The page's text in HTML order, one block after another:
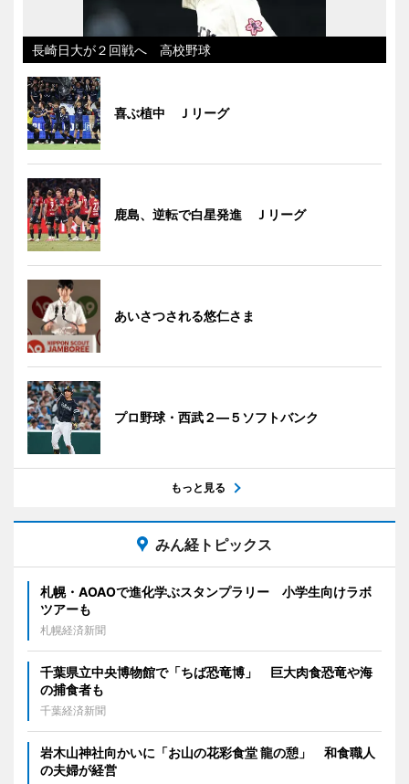
長崎日大が２回戦へ 高校野球
喜ぶ植中 Ｊリーグ
鹿島、逆転で白星発進 Ｊリーグ
あいさつされる悠仁さま
プロ野球・西武２―５ソフトバンク
もっと見る
みん経トピックス
札幌・AOAOで進化学ぶスタンプラリー 小学生向けラボ
ツアーも
札幌経済新聞
千葉県立中央博物館で「ちば恐竜博」 巨大肉食恐竜や海
の捕食者も
千葉経済新聞
岩木山神社向かいに「お山の花彩食堂 龍の憩」 和食職人
の夫婦が経営